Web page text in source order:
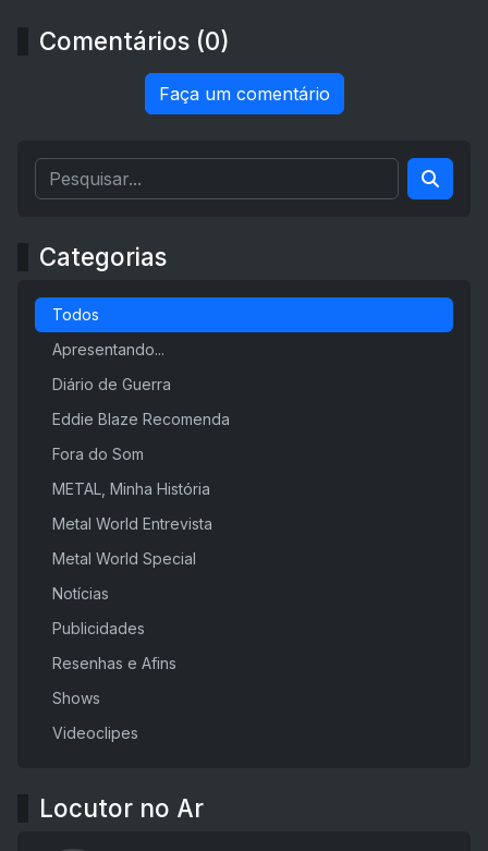
Comentários (0)
Faça um comentário
Categorias
Todos
Apresentando...
Diário de Guerra
Eddie Blaze Recomenda
Fora do Som
METAL, Minha História
Metal World Entrevista
Metal World Special
Notícias
Publicidades
Resenhas e Afins
Shows
Videoclipes
Locutor no Ar